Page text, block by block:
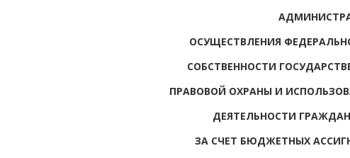
ОСУЩЕСТВЛЕНИЯ
СОБСТВЕННОСТИ
ПРАВОВОЙ ОХРАНЫ И
ДЕЯТЕЛЬНОСТИ
ЗА СЧЕТ БЮДЖЕТНЫХ